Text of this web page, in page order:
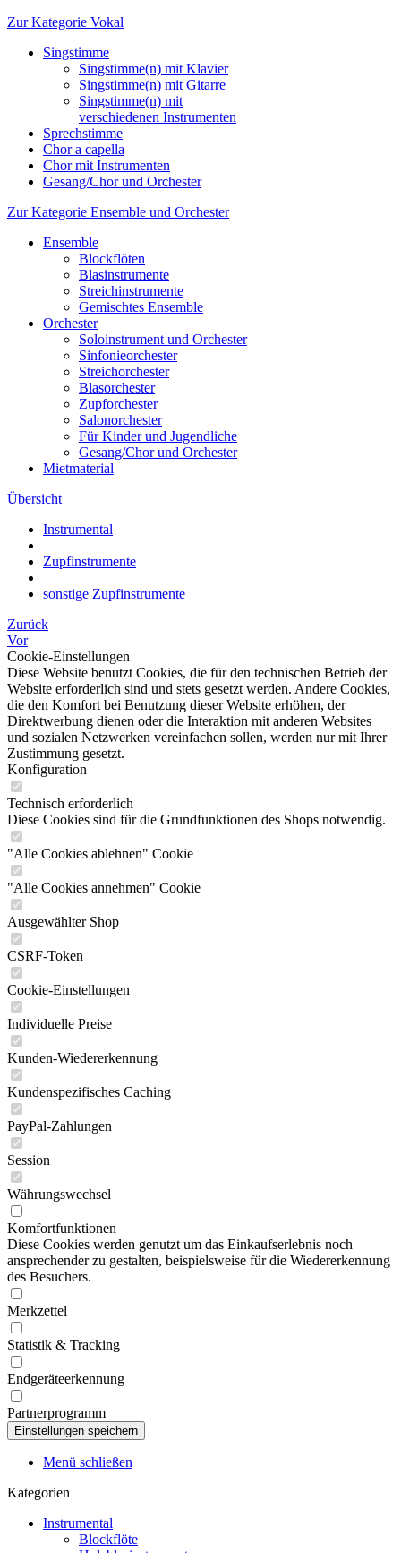
Zur Kategorie Vokal
Singstimme
Singstimme(n) mit Klavier
Singstimme(n) mit Gitarre
Singstimme(n) mit
verschiedenen Instrumenten
Sprechstimme
Chor a capella
Chor mit Instrumenten
Gesang/Chor und Orchester
Zur Kategorie Ensemble und Orchester
Ensemble
Blockflöten
Blasinstrumente
Streichinstrumente
Gemischtes Ensemble
Orchester
Soloinstrument und Orchester
Sinfonieorchester
Streichorchester
Blasorchester
Zupforchester
Salonorchester
Für Kinder und Jugendliche
Gesang/Chor und Orchester
Mietmaterial
Übersicht
Instrumental
Zupfinstrumente
sonstige Zupfinstrumente
Zurück
Vor
Cookie-Einstellungen
Diese Website benutzt Cookies, die für den technischen Betrieb der
Website erforderlich sind und stets gesetzt werden. Andere Cookies,
die den Komfort bei Benutzung dieser Website erhöhen, der
Direktwerbung dienen oder die Interaktion mit anderen Websites
und sozialen Netzwerken vereinfachen sollen, werden nur mit Ihrer
Zustimmung gesetzt.
Konfiguration
Technisch erforderlich
Diese Cookies sind für die Grundfunktionen des Shops notwendig.
"Alle Cookies ablehnen" Cookie
"Alle Cookies annehmen" Cookie
Ausgewählter Shop
CSRF-Token
Cookie-Einstellungen
Individuelle Preise
Kunden-Wiedererkennung
Kundenspezifisches Caching
PayPal-Zahlungen
Session
Währungswechsel
Komfortfunktionen
Diese Cookies werden genutzt um das Einkaufserlebnis noch
ansprechender zu gestalten, beispielsweise für die Wiedererkennung
des Besuchers.
Merkzettel
Statistik & Tracking
Endgeräteerkennung
Partnerprogramm
Menü schließen
Kategorien
Instrumental
Blockflöte